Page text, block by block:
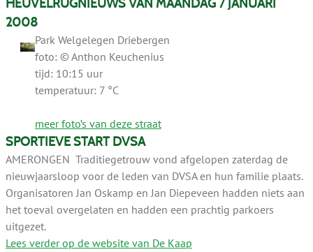
2008
Park Welgelegen Driebergen
foto: © Anthon Keuchenius
tijd: 10:15 uur
temperatuur: 7 °C
meer foto’s van deze straat
SPORTIEVE START DVSA
AMERONGEN Traditiegetrouw vond afgelopen zaterdag de
nieuwjaarsloop voor de leden van DVSA en hun familie plaats.
Organisatoren Jan Oskamp en Jan Diepeveen hadden niets aan
het toeval overgelaten en hadden een prachtig parkoers
uitgezet.
Lees verder op de website van De Kaap